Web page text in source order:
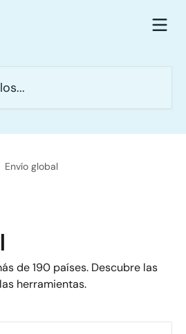
Envío global
de 190 países. Descubre las
herramientas.